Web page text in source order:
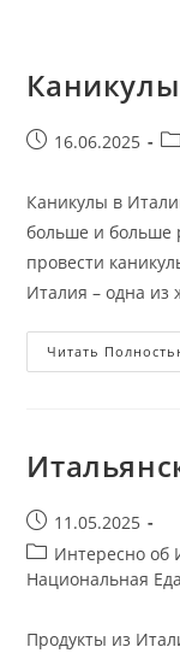
Запись16.06.2025
Каникулы в
больше и больше
провести
Италия – одна из
Читать
Запись
опубликована:
11.05.2025
Рубрика
записи:
Интересно об
Национальная Еда
Продукты из